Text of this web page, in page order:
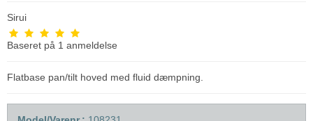
Sirui
Baseret på 1 anmeldelse
Flatbase pan/tilt hoved med fluid dæmpning.